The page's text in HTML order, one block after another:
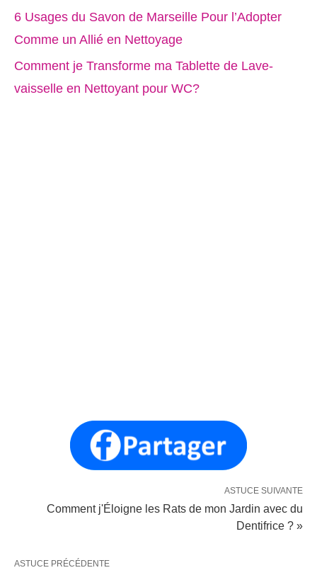
6 Usages du Savon de Marseille Pour l’Adopter
Comme un Allié en Nettoyage
Comment je Transforme ma Tablette de Lave-
vaisselle en Nettoyant pour WC?
ASTUCE SUIVANTE
Comment j'Éloigne les Rats de mon Jardin avec du
Dentifrice ? »
ASTUCE PRÉCÉDENTE